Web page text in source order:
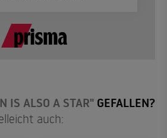
IS ALSO A STAR" GEFALLEN?
auch: